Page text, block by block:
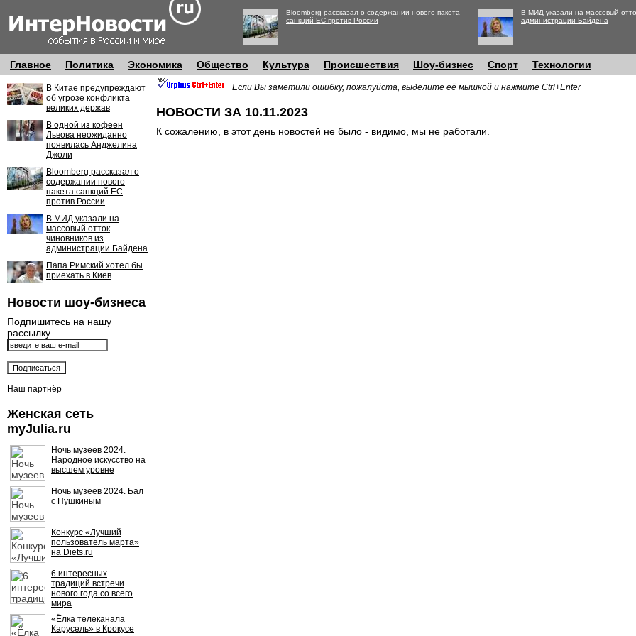
Bloomberg рассказал о содержании нового пакета
санкций ЕС против России
В МИД указали на массовый
администрации Байдена
Главное Политика Экономика Общество Культура Происшествия Шоу-бизнес Спорт Технологии
В Китае предупреждают
об угрозе конфликта
великих держав
В одной из кофеен
Львова неожиданно
появилась Анджелина
Джоли
Bloomberg рассказал о
содержании нового
пакета санкций ЕС
против России
В МИД указали на
массовый отток
чиновников из
администрации Байдена
Папа Римский хотел бы
приехать в Киев
Новости шоу-бизнеса
Подпишитесь на нашу
рассылку
Наш партнёр
Женская сеть
myJulia.ru
Ночь музеев 2024.
Народное искусство на
высшем уровне
Ночь музеев 2024. Бал
с Пушкиным
Конкурс «Лучший
пользователь марта»
на Diets.ru
6 интересных
традиций встречи
нового года со всего
мира
«Ёлка телеканала
Карусель» в Крокусе
Если Вы заметили ошибку, пожалуйста, выделите её мышкой и нажмите Ctrl+Enter
НОВОСТИ ЗА 10.11.2023
К сожалению, в этот день новостей не было - видимо, мы не работали.